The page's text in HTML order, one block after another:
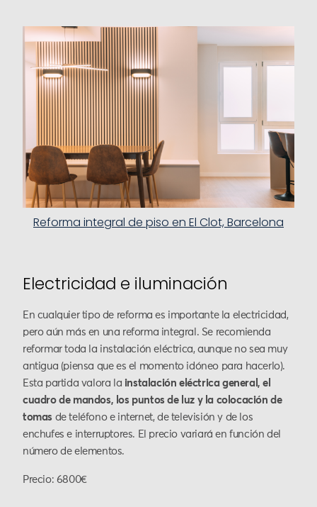
Reforma integral de piso en El Clot, Barcelona
Electricidad e iluminación
En cualquier tipo de reforma es importante la electricidad,
pero aún más en una reforma integral. Se recomienda
reformar toda la instalación eléctrica, aunque no sea muy
antigua (piensa que es el momento idóneo para hacerlo).
Esta partida valora la instalación eléctrica general, el
cuadro de mandos, los puntos de luz y la colocación de
tomas de teléfono e internet, de televisión y de los
enchufes e interruptores. El precio variará en función del
número de elementos.
Precio: 6800€